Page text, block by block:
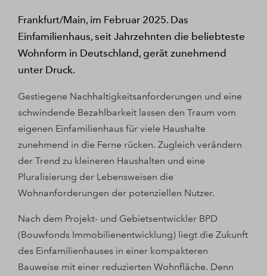
Frankfurt/Main, im Februar 2025. Das
Einfamilienhaus, seit Jahrzehnten die beliebteste
Wohnform in Deutschland, gerät zunehmend
unter Druck.
Gestiegene Nachhaltigkeitsanforderungen und eine
schwindende Bezahlbarkeit lassen den Traum vom
eigenen Einfamilienhaus für viele Haushalte
zunehmend in die Ferne rücken. Zugleich verändern
der Trend zu kleineren Haushalten und eine
Pluralisierung der Lebensweisen die
Wohnanforderungen der potenziellen Nutzer.
Nach dem Projekt- und Gebietsentwickler BPD
(Bouwfonds Immobilienentwicklung) liegt die Zukunft
des Einfamilienhauses in einer kompakteren
Bauweise mit einer reduzierten Wohnfläche. Denn